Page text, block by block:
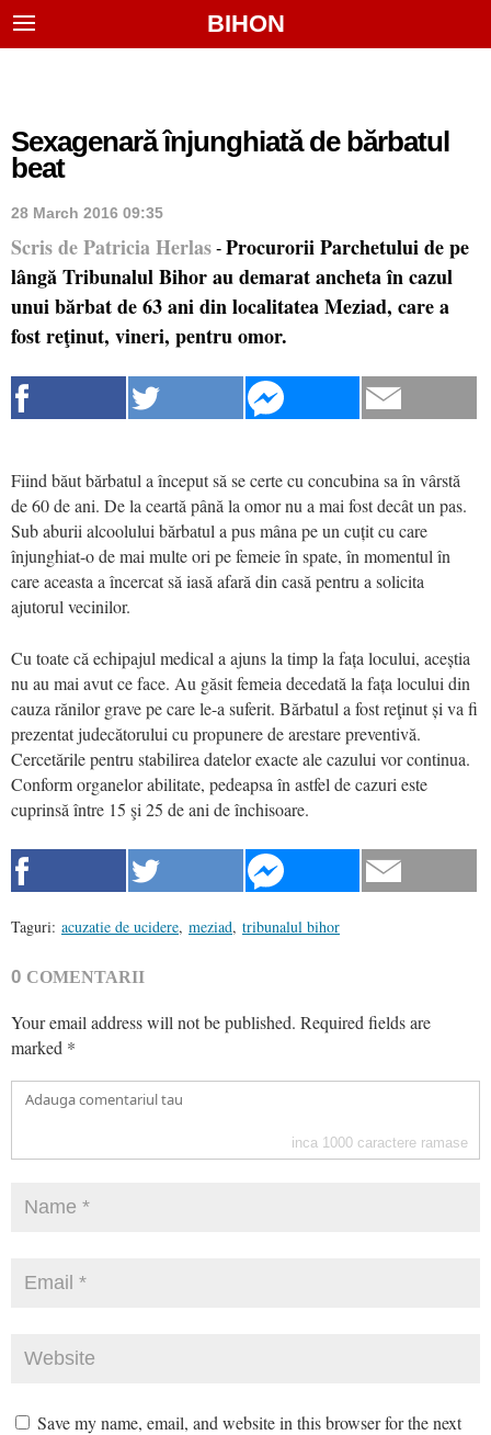
BIHON
Sexagenară înjunghiată de bărbatul
beat
28 March 2016 09:35
Scris de Patricia Herlas - Procurorii Parchetului de pe
lângă Tribunalul Bihor au demarat ancheta în cazul
unui bărbat de 63 ani din localitatea Meziad, care a
fost reţinut, vineri, pentru omor.
Fiind băut bărbatul a început să se certe cu concubina sa în vârstă
de 60 de ani. De la ceartă până la omor nu a mai fost decât un pas.
Sub aburii alcoolului bărbatul a pus mâna pe un cuțit cu care
înjunghiat-o de mai multe ori pe femeie în spate, în momentul în
care aceasta a încercat să iasă afară din casă pentru a solicita
ajutorul vecinilor.
Cu toate că echipajul medical a ajuns la timp la fața locului, aceștia
nu au mai avut ce face. Au găsit femeia decedată la fața locului din
cauza rănilor grave pe care le-a suferit. Bărbatul a fost reţinut și va fi
prezentat judecătorului cu propunere de arestare preventivă.
Cercetările pentru stabilirea datelor exacte ale cazului vor continua.
Conform organelor abilitate, pedeapsa în astfel de cazuri este
cuprinsă între 15 şi 25 de ani de închisoare.
Taguri: acuzatie de ucidere, meziad, tribunalul bihor
0 COMENTARII
Your email address will not be published. Required fields are
marked *
inca 1000 caractere ramase
Save my name, email, and website in this browser for the next